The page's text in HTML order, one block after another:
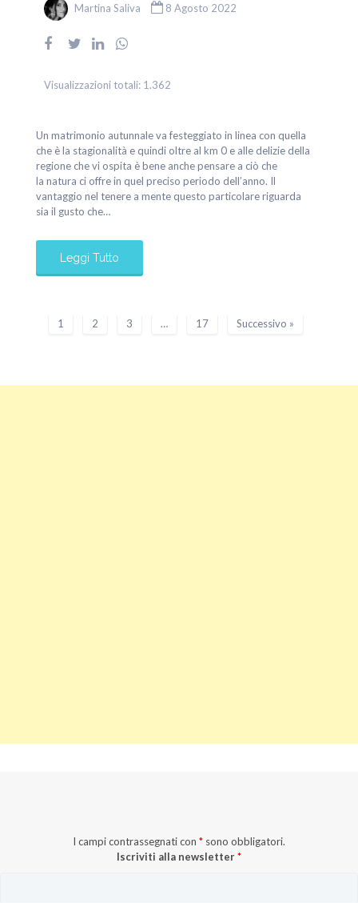
Martina Saliva 8 Agosto 2022
Visualizzazioni totali: 1.362
Un matrimonio autunnale va festeggiato in linea con quella
che è la stagionalità e quindi oltre al km 0 e alle delizie della
regione che vi ospita è bene anche pensare a ciò che
la natura ci offre in quel preciso periodo dell’anno. Il
vantaggio nel tenere a mente questo particolare riguarda
sia il gusto che…
Leggi Tutto
1 2 3 … 17 Successivo »
I campi contrassegnati con * sono obbligatori.
Iscriviti alla newsletter*